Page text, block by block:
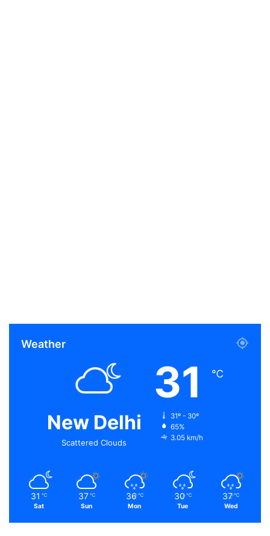
Weather
New Delhi
Scattered Clouds
31 ℃
31º - 30º
65%
3.05 km/h
31 ℃
Sat
37 ℃
Sun
36 ℃
Mon
30 ℃
Tue
37 ℃
Wed